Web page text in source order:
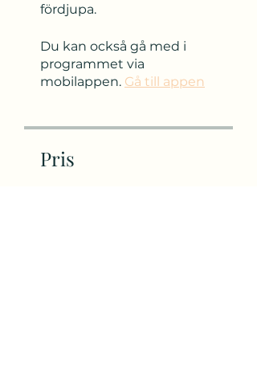
Du kan också gå med i
programmet via
mobilappen. Gå till appen
Pris